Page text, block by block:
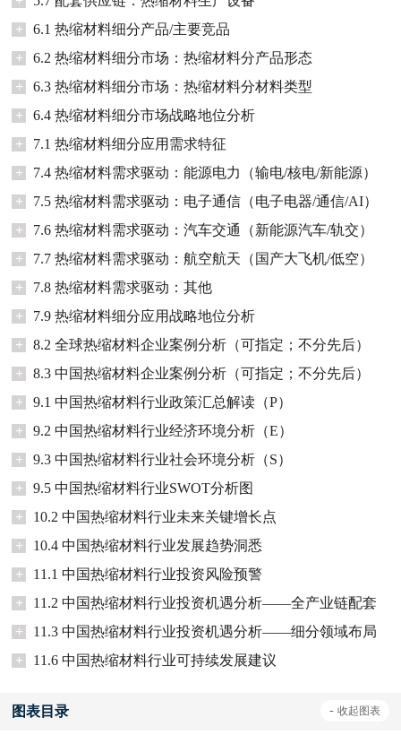
+
6.1 热缩材料细分产品/主要竞品
+
6.2 热缩材料细分市场：热缩材料分产品形态
+
6.3 热缩材料细分市场：热缩材料分材料类型
+
6.4 热缩材料细分市场战略地位分析
+
7.1 热缩材料细分应用需求特征
+
7.4 热缩材料需求驱动：能源电力（输电/核电/新能源）
+
7.5 热缩材料需求驱动：电子通信（电子电器/通信/AI）
+
7.6 热缩材料需求驱动：汽车交通（新能源汽车/轨交）
+
7.7 热缩材料需求驱动：航空航天（国产大飞机/低空）
+
7.8 热缩材料需求驱动：其他
+
7.9 热缩材料细分应用战略地位分析
+
8.2 全球热缩材料企业案例分析（可指定；不分先后）
+
8.3 中国热缩材料企业案例分析（可指定；不分先后）
+
9.1 中国热缩材料行业政策汇总解读（P）
+
9.2 中国热缩材料行业经济环境分析（E）
+
9.3 中国热缩材料行业社会环境分析（S）
+
9.5 中国热缩材料行业SWOT分析图
+
10.2 中国热缩材料行业未来关键增长点
+
10.4 中国热缩材料行业发展趋势洞悉
+
11.1 中国热缩材料行业投资风险预警
+
11.2 中国热缩材料行业投资机遇分析——全产业链配套
+
11.3 中国热缩材料行业投资机遇分析——细分领域布局
+
11.6 中国热缩材料行业可持续发展建议
图表目录 - 收起图表